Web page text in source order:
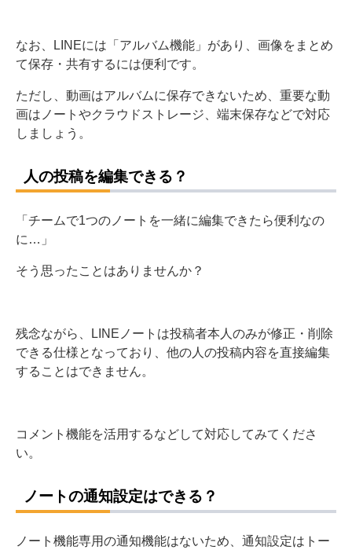
なお、LINEには「アルバム機能」があり、画像をまとめ
て保存・共有するには便利です。
ただし、動画はアルバムに保存できないため、重要な動
画はノートやクラウドストレージ、端末保存などで対応
しましょう。
人の投稿を編集できる？
「チームで1つのノートを一緒に編集できたら便利なの
に…」
そう思ったことはありませんか？
残念ながら、LINEノートは投稿者本人のみが修正・削除
できる仕様となっており、他の人の投稿内容を直接編集
することはできません。
コメント機能を活用するなどして対応してみてくださ
い。
ノートの通知設定はできる？
ノート機能専用の通知機能はないため、通知設定はトー